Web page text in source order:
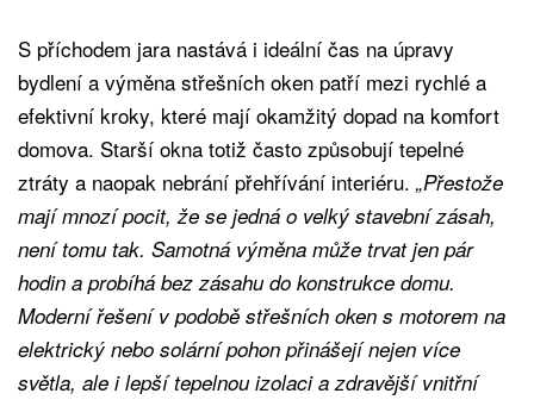
S příchodem jara nastává i ideální čas na úpravy
bydlení a výměna střešních oken patří mezi rychlé a
efektivní kroky, které mají okamžitý dopad na komfort
domova. Starší okna totiž často způsobují tepelné
ztráty a naopak nebrání přehřívání interiéru. „Přestože
mají mnozí pocit, že se jedná o velký stavební zásah,
není tomu tak. Samotná výměna může trvat jen pár
hodin a probíhá bez zásahu do konstrukce domu.
Moderní řešení v podobě střešních oken s motorem na
elektrický nebo solární pohon přinášejí nejen více
světla, ale i lepší tepelnou izolaci a zdravější vnitřní